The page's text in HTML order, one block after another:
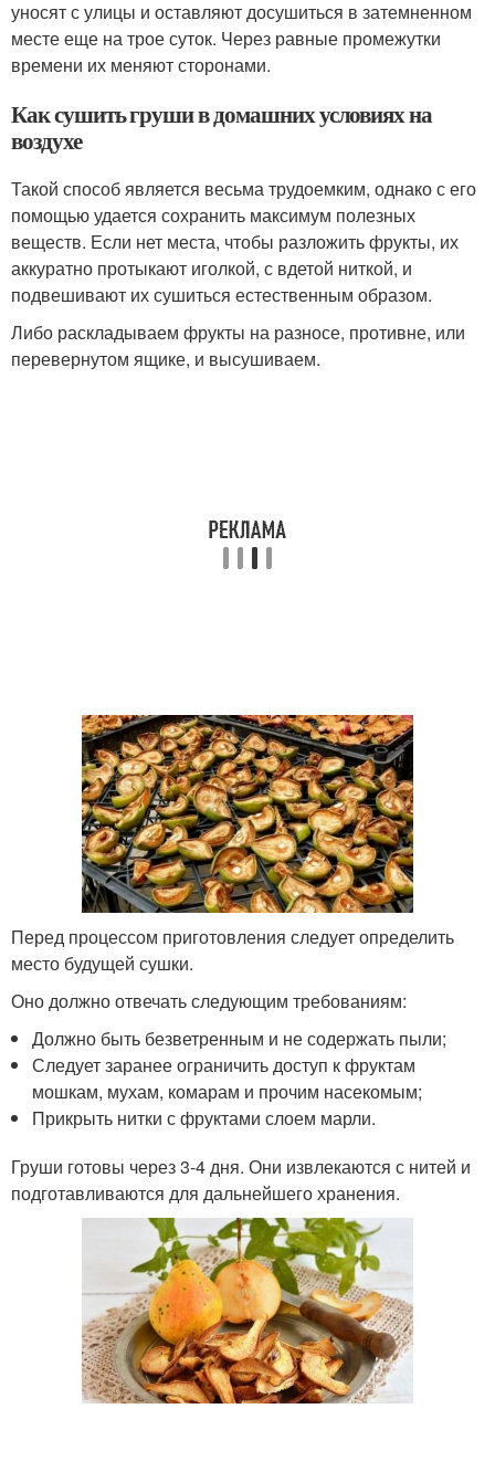
уносят с улицы и оставляют досушиться в затемненном
месте еще на трое суток. Через равные промежутки
времени их меняют сторонами.
Как сушить груши в домашних условиях на
воздухе
Такой способ является весьма трудоемким, однако с его
помощью удается сохранить максимум полезных
веществ. Если нет места, чтобы разложить фрукты, их
аккуратно протыкают иголкой, с вдетой ниткой, и
подвешивают их сушиться естественным образом.
Либо раскладываем фрукты на разносе, противне, или
перевернутом ящике, и высушиваем.
Перед процессом приготовления следует определить
место будущей сушки.
Оно должно отвечать следующим требованиям:
Должно быть безветренным и не содержать пыли;
Следует заранее ограничить доступ к фруктам
мошкам, мухам, комарам и прочим насекомым;
Прикрыть нитки с фруктами слоем марли.
Груши готовы через 3-4 дня. Они извлекаются с нитей и
подготавливаются для дальнейшего хранения.